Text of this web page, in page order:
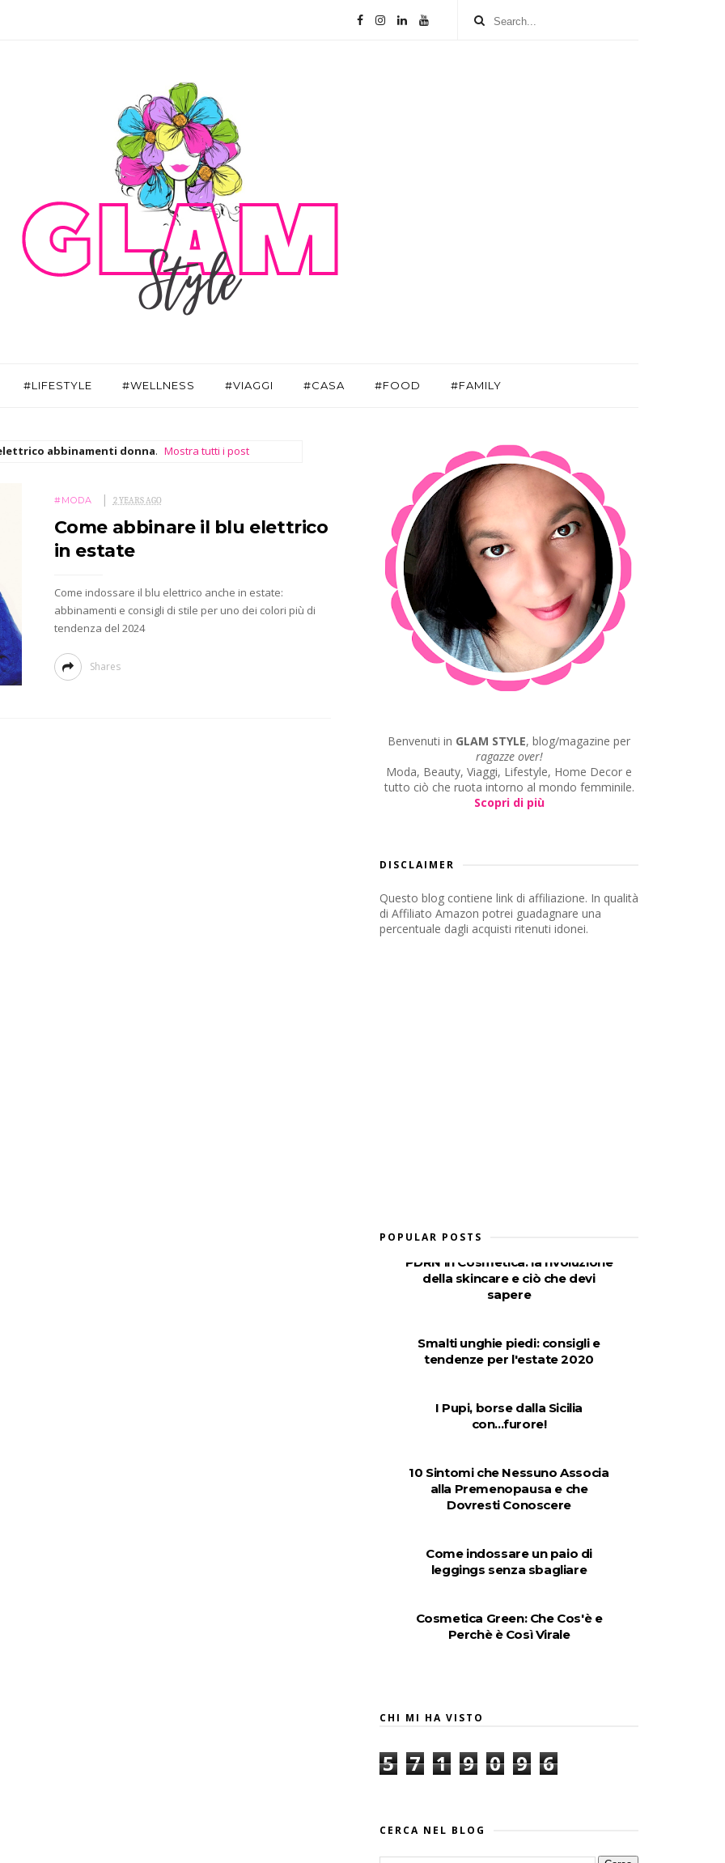
#LIFESTYLE #WELLNESS #VIAGGI #CASA #FOOD #FAMILY
abbinamenti donna. Mostra tutti i post
#MODA 2 YEARS AGO
Come abbinare il blu elettrico
in estate
Come indossare il blu elettrico anche in estate:
abbinamenti e consigli di stile per uno dei colori più di
tendenza del 2024
Shares
Benvenuti in GLAM STYLE, blog/magazine per
ragazze over!
Moda, Beauty, Viaggi, Lifestyle, Home Decor e
tutto ciò che ruota intorno al mondo femminile.
Scopri di più
DISCLAIMER
Questo blog contiene link di affiliazione. In qualità
di Affiliato Amazon potrei guadagnare una
percentuale dagli acquisti ritenuti idonei.
POPULAR POSTS
PDRN in Cosmetica: la rivoluzione
della skincare e ciò che devi
sapere
Smalti unghie piedi: consigli e
tendenze per l'estate 2020
I Pupi, borse dalla Sicilia
con...furore!
10 Sintomi che Nessuno Associa
alla Premenopausa e che
Dovresti Conoscere
Come indossare un paio di
leggings senza sbagliare
Cosmetica Green: Che Cos'è e
Perchè è Così Virale
CHI MI HA VISTO
5 7 1 9 0 9 6
CERCA NEL BLOG